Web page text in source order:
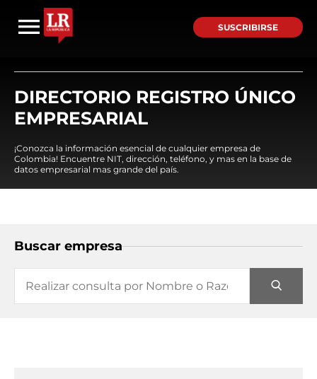
SUSCRIBIRSE
DIRECTORIO REGISTRO ÚNICO
EMPRESARIAL
¡Conozca la información esencial de cualquier empresa de
Colombia! Encuentre NIT, dirección, teléfono, y mas en la base de
datos empresarial mas grande del país.
Buscar empresa